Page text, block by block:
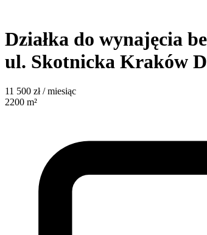
Działka do wynajęcia
ul. Skotnicka Kraków
11 500 zł / miesiąc
2200 m²